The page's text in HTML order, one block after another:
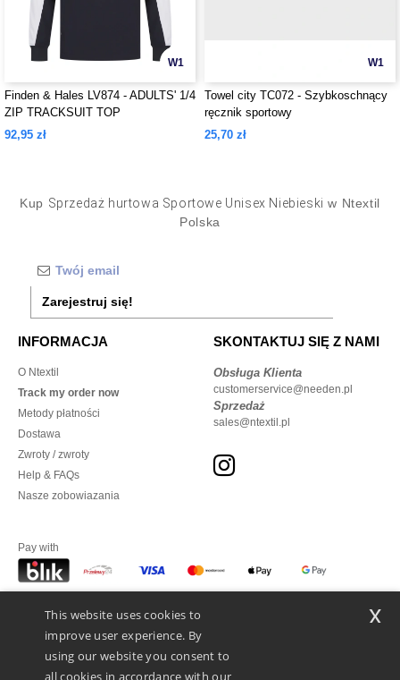
W1
Finden & Hales LV874 - ADULTS' 1/4
ZIP TRACKSUIT TOP
92,95 zł
W1
Towel city TC072 - Szybkoschnący
ręcznik sportowy
25,70 zł
Kup Sprzedaż hurtowa Sportowe Unisex Niebieski w Ntextil
Polska
Zarejestruj się!
INFORMACJA
O Ntextil
Track my order now
Metody płatności
Dostawa
Zwroty / zwroty
Help & FAQs
Nasze zobowiazania
SKONTAKTUJ SIĘ Z NAMI
Obsługa Klienta
customerservice@needen.pl
Sprzedaż
sales@ntextil.pl
Pay with
We ship with
This website uses cookies to
improve user experience. By
using our website you consent to
all cookies in accordance with our
x